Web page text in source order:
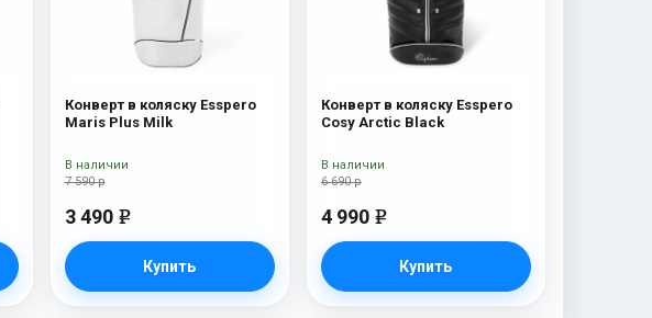
Конверт в коляску Esspero
Maris Plus Milk
7 590 р
3 490 e
Купить
В наличии
Конверт в коляску Esspero
Cosy Arctic Black
6 690 р
4 990 e
Купить
В наличии